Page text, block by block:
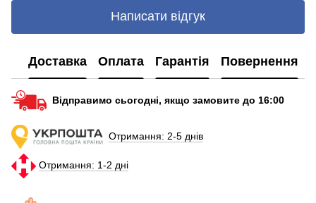
Написати відгук
Доставка Оплата Гарантія Повернення
Відправимо сьогодні, якщо замовите до 16:00
Отримання: 2-5 днів
Отримання: 1-2 дні